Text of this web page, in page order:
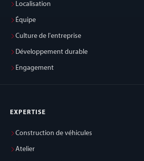
Localisation
Équipe
Culture de l'entreprise
Développement durable
Engagement
EXPERTISE
Construction de véhicules
Atelier